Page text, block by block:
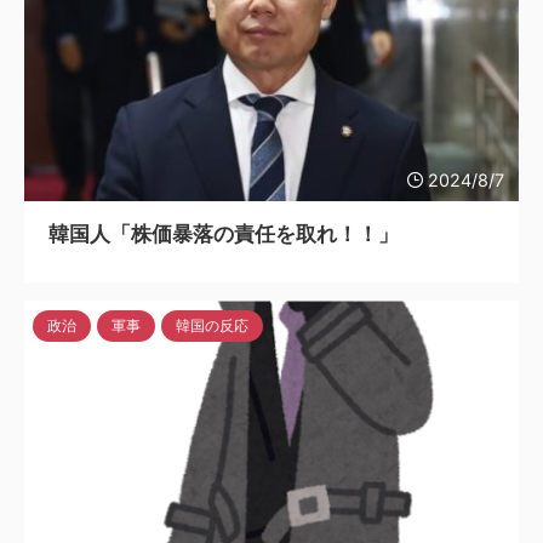
2024/8/7
韓国人「株価暴落の責任を取れ！！」
政治 軍事 韓国の反応